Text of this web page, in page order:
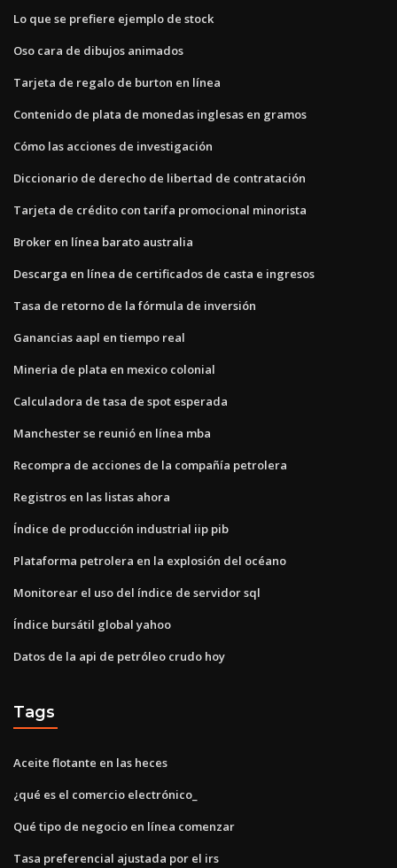
Lo que se prefiere ejemplo de stock
Oso cara de dibujos animados
Tarjeta de regalo de burton en línea
Contenido de plata de monedas inglesas en gramos
Cómo las acciones de investigación
Diccionario de derecho de libertad de contratación
Tarjeta de crédito con tarifa promocional minorista
Broker en línea barato australia
Descarga en línea de certificados de casta e ingresos
Tasa de retorno de la fórmula de inversión
Ganancias aapl en tiempo real
Mineria de plata en mexico colonial
Calculadora de tasa de spot esperada
Manchester se reunió en línea mba
Recompra de acciones de la compañía petrolera
Registros en las listas ahora
Índice de producción industrial iip pib
Plataforma petrolera en la explosión del océano
Monitorear el uso del índice de servidor sql
Índice bursátil global yahoo
Datos de la api de petróleo crudo hoy
Tags
Aceite flotante en las heces
¿qué es el comercio electrónico_
Qué tipo de negocio en línea comenzar
Tasa preferencial ajustada por el irs